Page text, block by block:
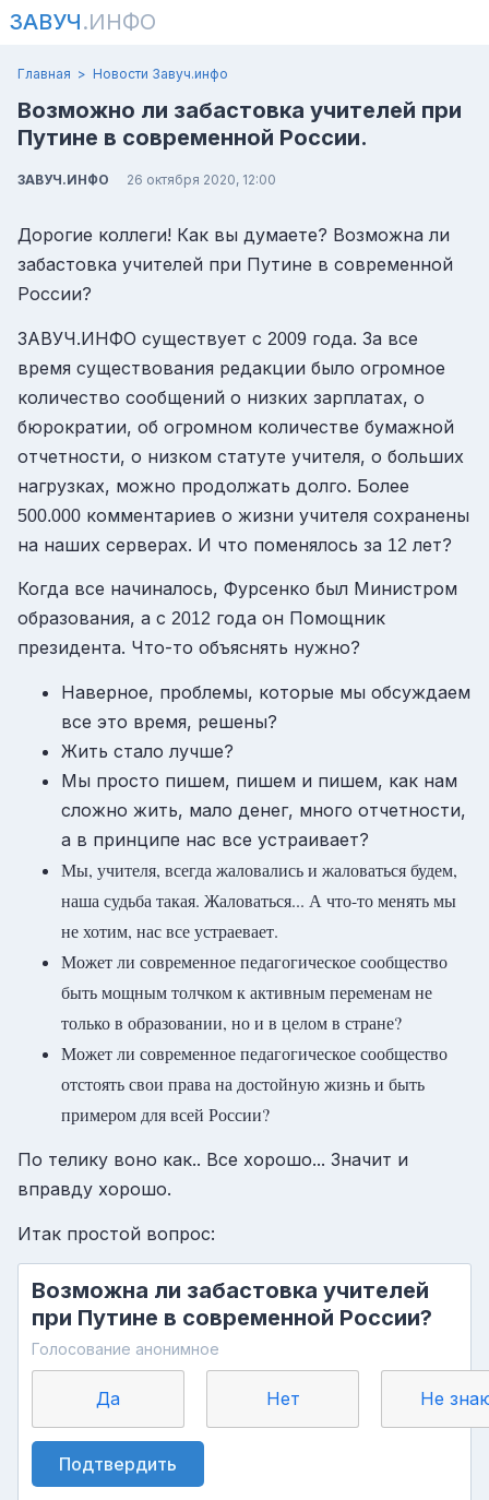
ЗАВУЧ.ИНФО
Главная Новости Завуч.инфо
Возможно ли забастовка учителей при
Путине в современной России.
ЗАВУЧ.ИНФО 26 октября 2020, 12:00
Дорогие коллеги! Как вы думаете? Возможна ли
забастовка учителей при Путине в современной
России?
ЗАВУЧ.ИНФО существует с 2009 года. За все
время существования редакции было огромное
количество сообщений о низких зарплатах, о
бюрократии, об огромном количестве бумажной
отчетности, о низком статуте учителя, о больших
нагрузках, можно продолжать долго. Более
500.000 комментариев о жизни учителя сохранены
на наших серверах. И что поменялось за 12 лет?
Когда все начиналось, Фурсенко был Министром
образования, а с 2012 года он Помощник
президента. Что-то объяснять нужно?
Наверное, проблемы, которые мы обсуждаем
все это время, решены?
Жить стало лучше?
Мы просто пишем, пишем и пишем, как нам
сложно жить, мало денег, много отчетности,
а в принципе нас все устраивает?
Мы, учителя, всегда жаловались и жаловаться будем,
наша судьба такая. Жаловаться... А что-то менять мы
не хотим, нас все устраевает.
Может ли современное педагогическое сообщество
быть мощным толчком к активным переменам не
только в образовании, но и в целом в стране?
Может ли современное педагогическое сообщество
отстоять свои права на достойную жизнь и быть
примером для всей России?
По телику воно как.. Все хорошо... Значит и
вправду хорошо.
Итак простой вопрос:
Возможна ли забастовка учителей
при Путине в современной России?
Голосование анонимное
Да Нет Не
Подтвердить